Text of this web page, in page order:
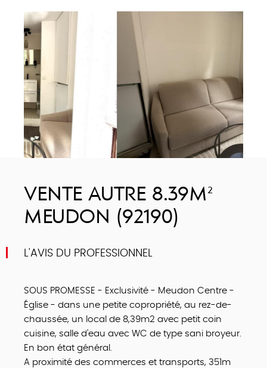
VENTE AUTRE 8.39M²
MEUDON (92190)
L'AVIS DU PROFESSIONNEL
SOUS PROMESSE - Exclusivité - Meudon Centre -
Église - dans une petite copropriété, au rez-de-
chaussée, un local de 8,39m2 avec petit coin
cuisine, salle d'eau avec WC de type sani broyeur.
En bon état général.
A proximité des commerces et transports, 351m